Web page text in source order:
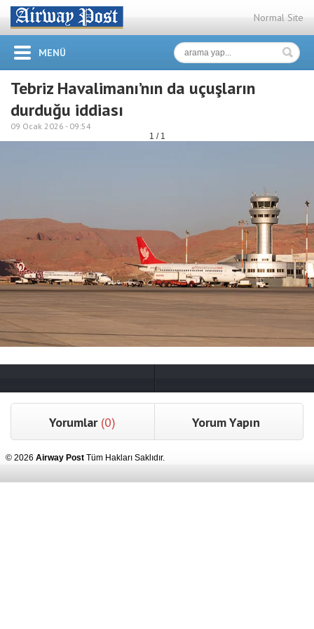
Normal Site
MENÜ
Tebriz Havalimanı’nın da uçuşların
durduğu iddiası
09 Ocak 2026 - 09:54
1 / 1
Yorumlar (0) Yorum Yapın
© 2026 Airway Post Tüm Hakları Saklıdır.